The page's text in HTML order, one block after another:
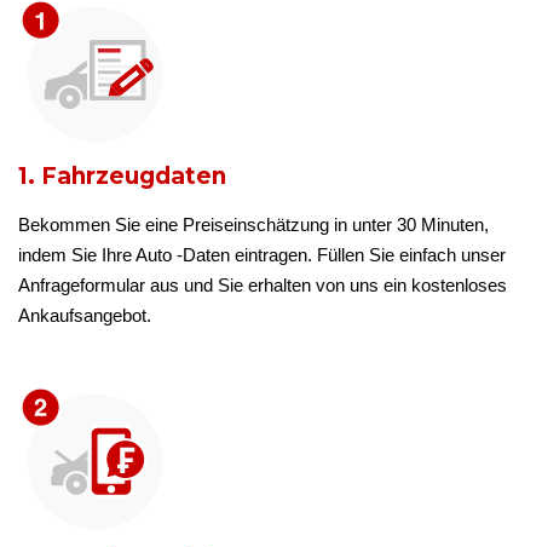
1. Fahrzeugdaten
Bekommen Sie eine Preiseinschätzung in unter 30 Minuten,
indem Sie Ihre Auto -Daten eintragen. Füllen Sie einfach unser
Anfrageformular aus und Sie erhalten von uns ein kostenloses
Ankaufsangebot.